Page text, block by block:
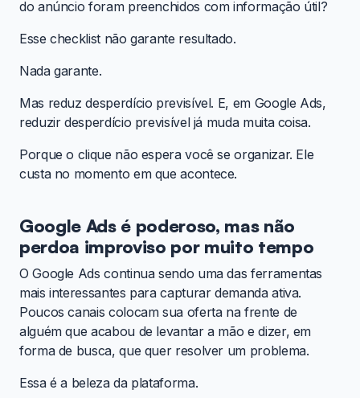
do anúncio foram preenchidos com informação útil?
Esse checklist não garante resultado.
Nada garante.
Mas reduz desperdício previsível. E, em Google Ads,
reduzir desperdício previsível já muda muita coisa.
Porque o clique não espera você se organizar. Ele
custa no momento em que acontece.
Google Ads é poderoso, mas não
perdoa improviso por muito tempo
O Google Ads continua sendo uma das ferramentas
mais interessantes para capturar demanda ativa.
Poucos canais colocam sua oferta na frente de
alguém que acabou de levantar a mão e dizer, em
forma de busca, que quer resolver um problema.
Essa é a beleza da plataforma.